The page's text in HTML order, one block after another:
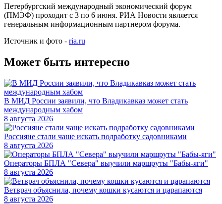
Петербургский международный экономический форум
(ПМЭФ) проходит с 3 по 6 июня. РИА Новости является
генеральным информационным партнером форума.
Источник и фото - ria.ru
Может быть интересно
В МИД России заявили, что Владикавказ может стать
международным хабом
8 августа 2026
Россияне стали чаще искать подработку садовниками
8 августа 2026
Операторы БПЛА "Севера" выучили маршруты "Бабы-яги"
8 августа 2026
Ветврач объяснила, почему кошки кусаются и царапаются
8 августа 2026